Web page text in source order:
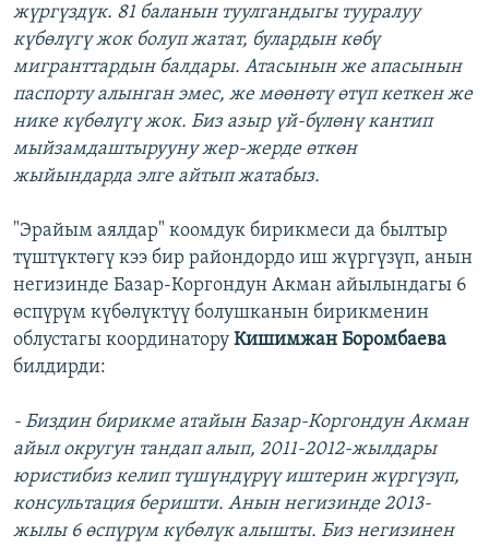
жүргүздүк. 81 баланын туулгандыгы тууралуу
күбөлүгү жок болуп жатат, булардын көбү
мигранттардын балдары. Атасынын же апасынын
паспорту алынган эмес, же мөөнөтү өтүп кеткен же
нике күбөлүгү жок. Биз азыр үй-бүлөнү кантип
мыйзамдаштырууну жер-жерде өткөн
жыйындарда элге айтып жатабыз.
"Эрайым аялдар" коомдук бирикмеси да былтыр
түштүктөгү кээ бир райондордо иш жүргүзүп, анын
негизинде Базар-Коргондун Акман айылындагы 6
өспүрүм күбөлүктүү болушканын бирикменин
облустагы координатору Кишимжан Боромбаева
билдирди:
- Биздин бирикме атайын Базар-Коргондун Акман
айыл округун тандап алып, 2011-2012-жылдары
юристибиз келип түшүндүрүү иштерин жүргүзүп,
консультация беришти. Анын негизинде 2013-
жылы 6 өспүрүмкүбөлүк алышты. Биз негизинен